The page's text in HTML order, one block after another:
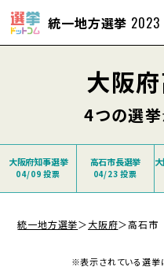
統一地方選挙 2023
大阪
4つの選挙
大阪府知事選挙
04/09 投票
高石市長選挙
04/23 投票
統一地方選挙＞大阪府＞高石市
※表示されている選挙